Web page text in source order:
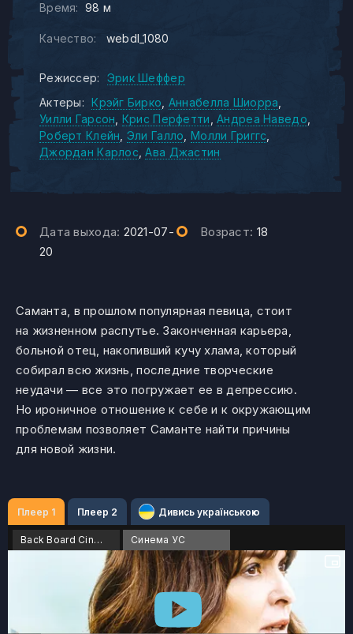
Время: 98 м
Качество: webdl_1080
Режиссер:
Эрик Шеффер
Актеры:
Крэйг Бирко Аннабелла Шиорра
Уилли Гарсон Крис Перфетти Андреа Наведо
Роберт Клейн Эли Галло Молли Григгс
Джордан Карлос Ава Джастин
Дата выхода: 2021-07-
20
Возраст: 18
Саманта, в прошлом популярная певица, стоит
на жизненном распутье. Законченная карьера,
больной отец, накопивший кучу хлама, который
собирал всю жизнь, последние творческие
неудачи — все это погружает ее в депрессию.
Но ироничное отношение к себе и к окружающим
проблемам позволяет Саманте найти причины
для новой жизни.
Плеер 1 Плеер 2 Дивись українською
Back Board Cinema Синема УС